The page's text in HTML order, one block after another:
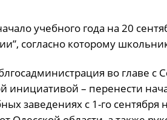
учебного года на 20
согласно которому
во главе
инициативой – перенести
заведениях с 1-го